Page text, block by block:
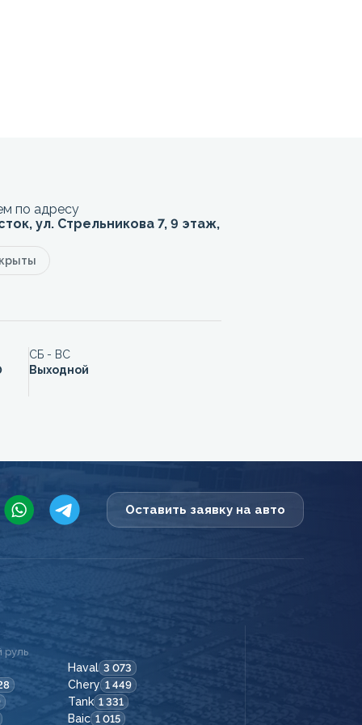
по адресу
ул. Стрельникова 7, 9 этаж,
СБ - ВС
Выходной
Оставить заявку на авто
руль
Haval 3 073
Chery 1 449
Tank 1 331
Baic 1 015